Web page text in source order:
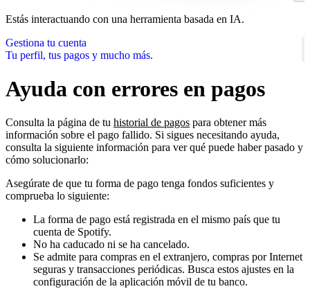
Estás interactuando con una herramienta basada en IA.
Gestiona tu cuenta
Tu perfil, tus pagos y mucho más.
Ayuda con errores en pagos
Consulta la página de tu historial de pagos para obtener más
información sobre el pago fallido. Si sigues necesitando ayuda,
consulta la siguiente información para ver qué puede haber pasado y
cómo solucionarlo:
Asegúrate de que tu forma de pago tenga fondos suficientes y
comprueba lo siguiente:
La forma de pago está registrada en el mismo país que tu
cuenta de Spotify.
No ha caducado ni se ha cancelado.
Se admite para compras en el extranjero, compras por Internet
seguras y transacciones periódicas. Busca estos ajustes en la
configuración de la aplicación móvil de tu banco.